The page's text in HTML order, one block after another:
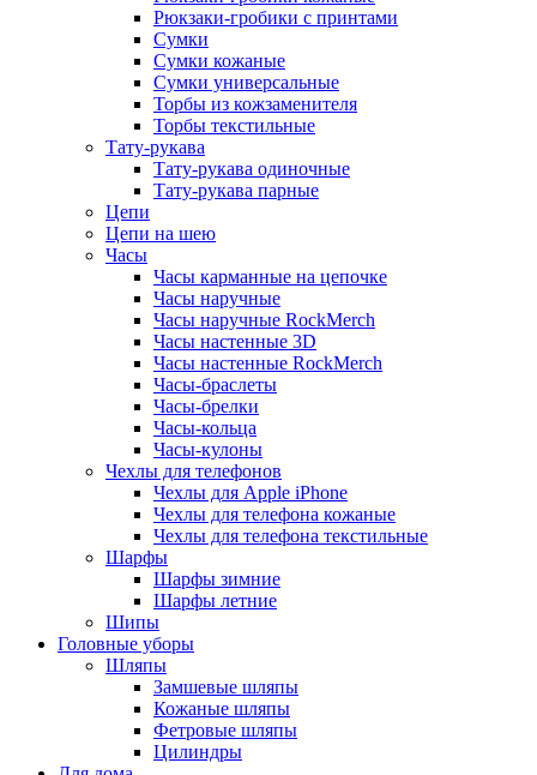
Рюкзаки-гробики с принтами
Сумки
Сумки кожаные
Сумки универсальные
Торбы из кожзаменителя
Торбы текстильные
Тату-рукава
Тату-рукава одиночные
Тату-рукава парные
Цепи
Цепи на шею
Часы
Часы карманные на цепочке
Часы наручные
Часы наручные RockMerch
Часы настенные 3D
Часы настенные RockMerch
Часы-браслеты
Часы-брелки
Часы-кольца
Часы-кулоны
Чехлы для телефонов
Чехлы для Apple iPhone
Чехлы для телефона кожаные
Чехлы для телефона текстильные
Шарфы
Шарфы зимние
Шарфы летние
Шипы
Головные уборы
Шляпы
Замшевые шляпы
Кожаные шляпы
Фетровые шляпы
Цилиндры